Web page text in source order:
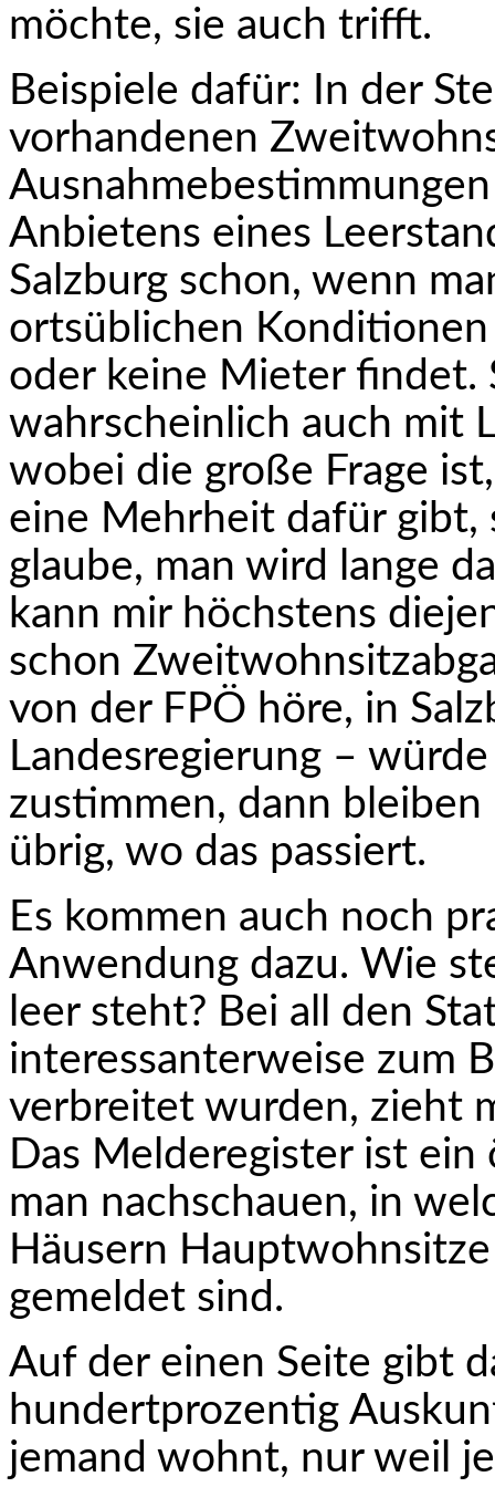
möchte, sie auch trifft.
Beispiele dafür: In der
vorhandenen
Anbie­tens eines
Salzburg schon, wenn
ortsüblichen
oder keine Mieter findet.
wahrscheinlich auch mit
wobei die große Frage
eine Mehrheit dafür gibt,
glaube, man wird lange
kann mir höchstens
schon
von der FPÖ höre, in
Landesregierung –
zustimmen, dann
übrig, wo das passiert.
Es kommen auch noch
Anwendung dazu. Wie
leer steht? Bei all den
interessanterweise zum
verbreitet wurden, zieht
Das Melderegister ist
man nachschauen, in
Häusern
gemeldet sind.
Auf der einen Seite gibt
hundertprozentig
jemand wohnt, nur weil